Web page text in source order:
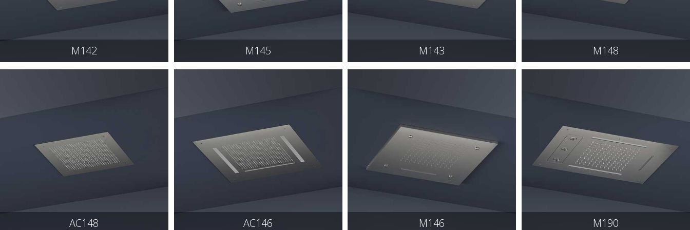
M142 M145 M143 M148
AC148 AC146 M146 M190